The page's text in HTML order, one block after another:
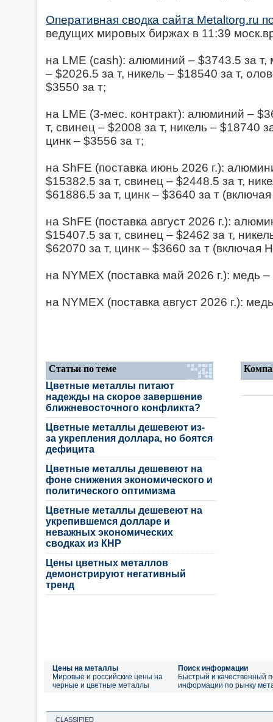
Оперативная сводка сайта Metaltorg.ru
ведущих мировых биржах в 11:39
на LME (cash): алюминий – $3743.5 за т,
– $2026.5 за т, никель – $18540 за т,
$3550 за т;
на LME (3-мес. контракт): алюминий –
т, свинец – $2008 за т, никель – $18740
цинк – $3556 за т;
на ShFE (поставка июнь 2026 г.):
$15382.5 за т, свинец – $2448.5 за т,
$61886.5 за т, цинк – $3640 за т
на ShFE (поставка август 2026 г.):
$15407.5 за т, свинец – $2462 за т,
$62070 за т, цинк – $3660 за т (включая
на NYMEX (поставка май 2026 г.): медь
на NYMEX (поставка август 2026 г.):
Статьи по теме
Цветные металлы питают
надежды на скорое завершение
ближневосточного конфликта?
Цветные металлы дешевеют из-
за укрепления доллара, но боятся
дефицита
Цветные металлы дешевеют на
фоне снижения экономического и
политического оптимизма
Цветные металлы дешевеют на
укрепившемся долларе и
неважных экономических
сводках из КНР
Цены цветных металлов
демонстрируют негативный
тренд
Цены на металлы
Мировые и российские цены на
черные и цветные металлы
Поиск информации
Быстрый и качественный
информации по рынку
CLASSIFIED